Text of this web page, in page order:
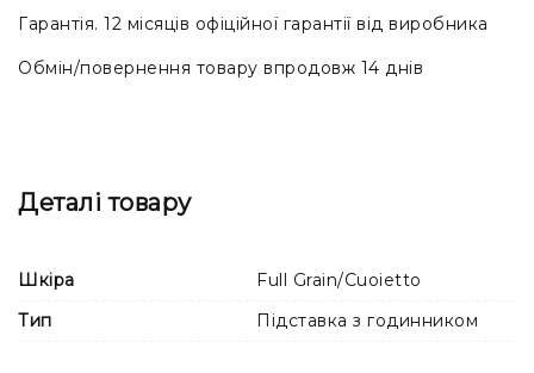
Гарантія. 12 місяців офіційної гарантії від виробника
Обмін/повернення товару впродовж 14 днів
Деталі товару
Шкіра
Full Grain/Cuoietto
Тип
Підставка з годинником